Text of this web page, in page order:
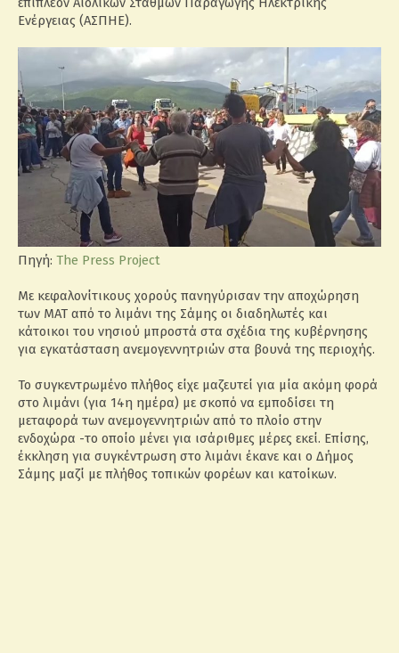
Ενέργειας (ΑΣΠΗΕ).
Πηγή: The Press Project
Με κεφαλονίτικους χορούς πανηγύρισαν την αποχώρηση
των ΜΑΤ από το λιμάνι της Σάμης οι διαδηλωτές και
κάτοικοι του νησιού μπροστά στα σχέδια της κυβέρνησης
για εγκατάσταση ανεμογεννητριών στα βουνά της περιοχής.
Το συγκεντρωμένο πλήθος είχε μαζευτεί για μία ακόμη φορά
στο λιμάνι (για 14η ημέρα) με σκοπό να εμποδίσει τη
μεταφορά των ανεμογεννητριών από το πλοίο στην
ενδοχώρα -το οποίο μένει για ισάριθμες μέρες εκεί. Επίσης,
έκκληση για συγκέντρωση στο λιμάνι έκανε και ο Δήμος
Σάμης μαζί με πλήθος τοπικών φορέων και κατοίκων.